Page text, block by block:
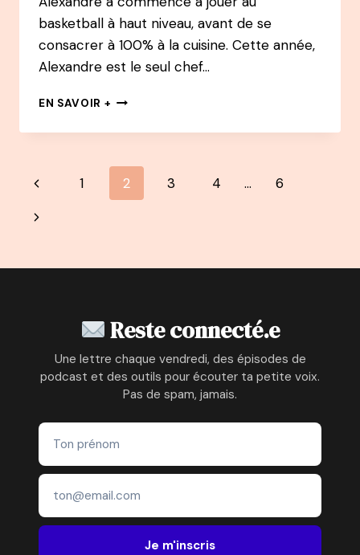
basketball à haut niveau, avant de se
consacrer à 100% à la cuisine. Cette année,
Alexandre est le seul chef…
EN SAVOIR + 79
–
MAZZIA
DE
CHEF
Navigation
de
Page
précédente
1 2 3 4 …
6
Page
Reste connecté.e
Une lettre chaque vendredi, des épisodes de
podcast et des outils pour écouter ta petite voix.
Pas de spam, jamais.
Je m'inscris